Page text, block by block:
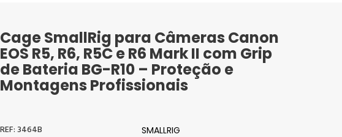
Cage SmallRig para Câmeras Canon
EOS R5, R6, R5C e R6 Mark II com Grip
de Bateria BG-R10 – Proteção e
Montagens Profissionais
3464B SMALLRIG